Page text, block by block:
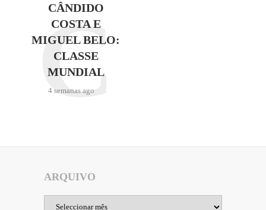
CÂNDIDO
COSTA E
MIGUEL BELO:
CLASSE
MUNDIAL
4 semanas ago
C
ARQUIVO